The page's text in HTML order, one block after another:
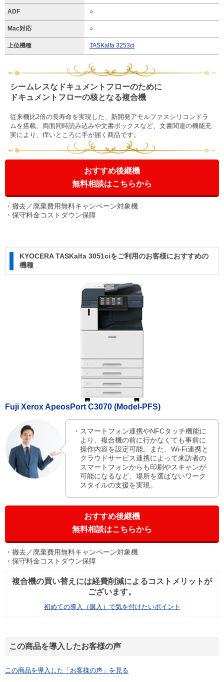
ADF ○
Mac対応 ○
上位機種 TASKalfa 3253ci
シームレスなドキュメントフローのために
ドキュメントフローの核となる複合機
従来機比2倍の長寿命を実現した、新開発アモルファスシリコンドラ
ムを搭載。両面同時読み込みや文書ボックスなど、文書関連の機能充
実により、痒いところに手が届く商品です。
おすすめ後継機
無料相談はこちらから
撤去／廃棄費用無料キャンペーン対象機
保守料金コストダウン保障
KYOCERA TASKalfa 3051ciをご利用のお客様におすすめの
機種
Fuji Xerox ApeosPort C3070 (Model-PFS)
スマートフォン連携やNFCタッチ機能に
より、複合機の前に行かなくても事前に
操作内容を設定可能。また、Wi-Fi連携と
クラウドサービス連携によって来訪者の
スマートフォンからも印刷やスキャンが
可能になるなど、場所を選ばないワーク
スタイルの支援を実現。
おすすめ後継機
無料相談はこちらから
撤去／廃棄費用無料キャンペーン対象機
保守料金コストダウン保障
複合機の買い替えには経費削減によるコストメリットが
ございます。
初めての導入（購入）で気を付けたいポイント
この商品を導入したお客様の声
この商品を導入した「お客様の声」を見る